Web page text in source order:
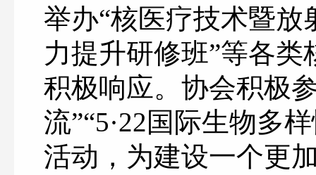
举办“核医疗技术暨放
力提升研修班”等各
积极响应。协会积极
流”“5·22国际生物多
活动，为建设一个更